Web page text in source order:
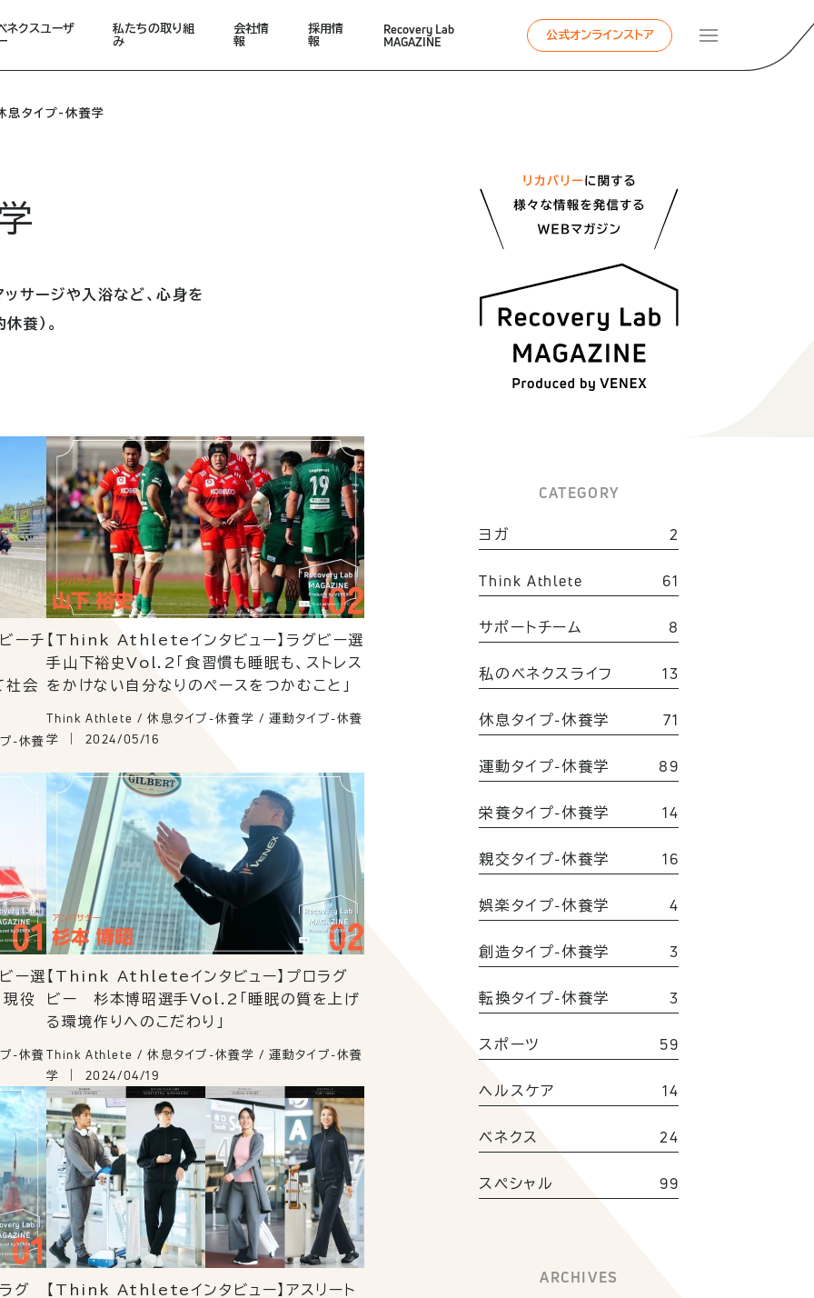
ネクスユーザ
私たちの取り組
み
会社情
報
採用情
報
Recovery Lab
MAGAZINE 公式オンラインストア
息タイプ-休養学
サージや入浴など、心身を
養）。
ーチ
社会
-休養
【Think Athleteインタビュー】ラグビー選
手山下裕史Vol.2「食習慣も睡眠も、ストレス
をかけない自分なりのペースをつかむこと」
Think Athlete / 休息タイプ-休養学 / 運動タイプ-休養
学
2024/05/16
ー選
役
-休養
【Think Athleteインタビュー】プロラグ
ビー 杉本博昭選手Vol.2「睡眠の質を上げ
る環境作りへのこだわり」
Think Athlete / 休息タイプ-休養学 / 運動タイプ-休養
学
2024/04/19
グ
【Think Athleteインタビュー】アスリート
CATEGORY
ヨガ 2
Think Athlete 61
サポートチーム 8
私のベネクスライフ 13
休息タイプ-休養学 71
運動タイプ-休養学 89
栄養タイプ-休養学 14
親交タイプ-休養学 16
娯楽タイプ-休養学 4
創造タイプ-休養学 3
転換タイプ-休養学 3
スポーツ 59
ヘルスケア 14
ベネクス 24
スペシャル 99
ARCHIVES